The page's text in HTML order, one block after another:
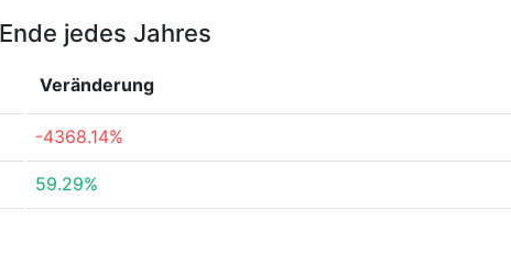
jedes Jahres
Veränderung
-4368.14%
59.29%